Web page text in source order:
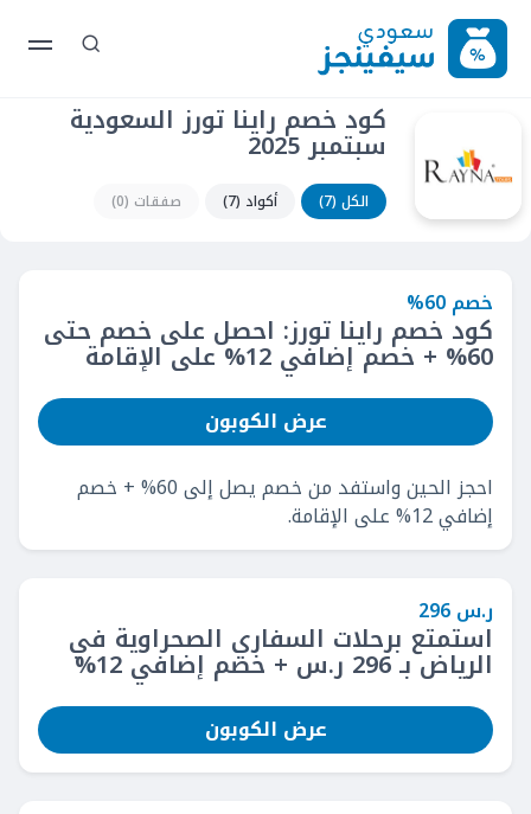
كود خصم راينا تورز السعودية
سبتمبر 2025
الكل (7) أكواد (7) صفقات (0)
خصم 60%
كود خصم راينا تورز: احصل على خصم حتى
60% + خصم إضافي 12% على الإقامة
عرض الكوبون
احجز الحين واستفد من خصم يصل إلى 60% + خصم
إضافي 12% على الإقامة.
ر.س 296
استمتع برحلات السفاري الصحراوية في
الرياض بـ 296 ر.س + خصم إضافي 12%
عرض الكوبون